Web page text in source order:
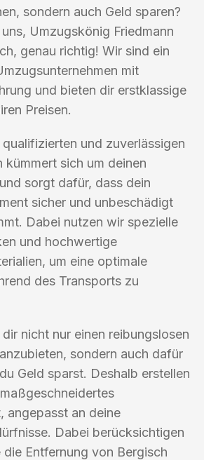
sondern auch Geld sparen?
Umzugskönig Friedmann
genau richtig! Wir sind ein
mit
und bieten dir erstklassige
Preisen.
und zuverlässigen
kümmert sich um deinen
sorgt dafür, dass dein
sicher und unbeschädigt
Dabei nutzen wir spezielle
und hochwertige
um eine optimale
des Transports zu
nicht nur einen reibungslosen
sondern auch dafür
Geld sparst. Deshalb erstellen
angepasst an deine
Dabei berücksichtigen
Entfernung von Bergisch